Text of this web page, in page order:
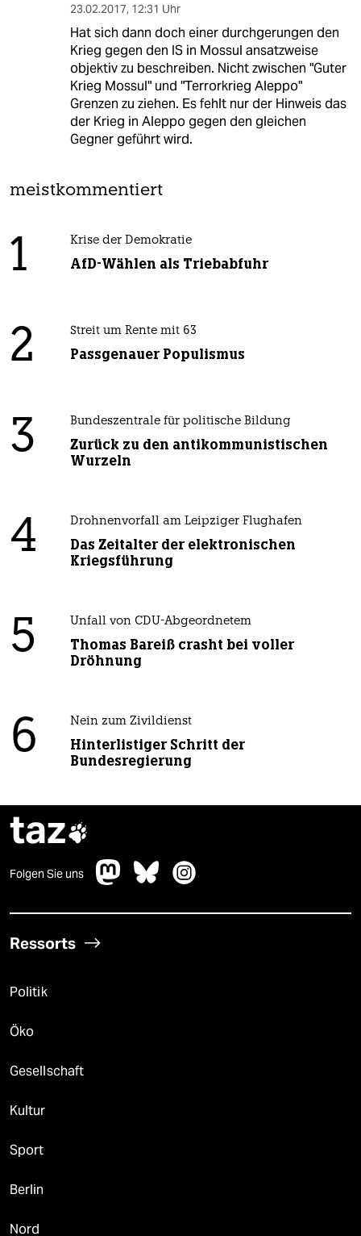
23.02.2017, 12:31 Uhr
Hat sich dann doch einer durchgerungen den
Krieg gegen den IS in Mossul ansatzweise
objektiv zu beschreiben. Nicht zwischen "Guter
Krieg Mossul" und "Terrorkrieg Aleppo"
Grenzen zu ziehen. Es fehlt nur der Hinweis das
der Krieg in Aleppo gegen den gleichen
Gegner geführt wird.
meistkommentiert
1 Krise der Demokratie
AfD-Wählen als Triebabfuhr
2 Streit um Rente mit 63
Passgenauer Populismus
3 Bundeszentrale für politische Bildung
Zurück zu den antikommunistischen
Wurzeln
4 Drohnenvorfall am Leipziger Flughafen
Das Zeitalter der elektronischen
Kriegsführung
5 Unfall von CDU-Abgeordnetem
Thomas Bareiß crasht bei voller
Dröhnung
6 Nein zum Zivildienst
Hinterlistiger Schritt der
Bundesregierung
taz
Folgen Sie uns
Ressorts
Politik
Öko
Gesellschaft
Kultur
Sport
Berlin
Nord